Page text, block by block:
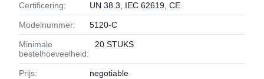
Certificering: UN 38.3, IEC 62619, CE
Modelnummer: 5120-C
Minimale
bestelhoeveelheid:
20 STUKS
Prijs: negotiable